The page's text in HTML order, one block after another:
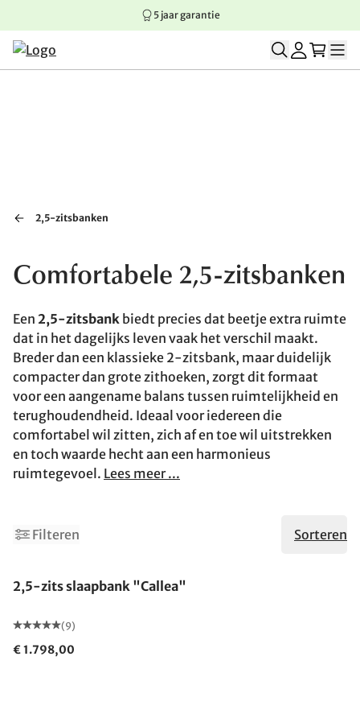
Springen naar hoofdinhoud
Springen naar hoofdnavigatie
Springen naar voettekst
5 jaar garantie
2,5-zitsbanken
Comfortabele 2,5-zitsbanken
Een 2,5-zitsbank biedt precies dat beetje extra ruimte
dat in het dagelijks leven vaak het verschil maakt.
Breder dan een klassieke 2-zitsbank, maar duidelijk
compacter dan grote zithoeken, zorgt dit formaat
voor een aangename balans tussen ruimtelijkheid en
terughoudendheid. Ideaal voor iedereen die
comfortabel wil zitten, zich af en toe wil uitstrekken
en toch waarde hecht aan een harmonieus
ruimtegevoel. Lees meer ...
Filteren Sorteren
2,5-zits slaapbank "Callea"
(9)
€ 1.798,00